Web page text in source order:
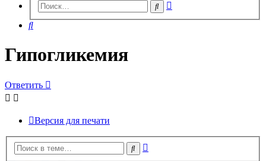
Поиск
Поиск
Гипогликемия
Ответить
Версия для печати
Поиск